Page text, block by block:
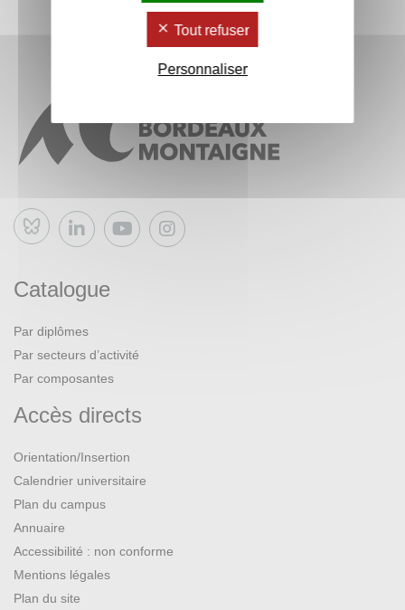
Bluesky
Catalogue
Par diplômes
Par secteurs d’activité
Par composantes
Accès directs
Orientation/Insertion
Calendrier universitaire
Plan du campus
Annuaire
Accessibilité : non conforme
Mentions légales
Plan du site
Tout refuser
Personnaliser